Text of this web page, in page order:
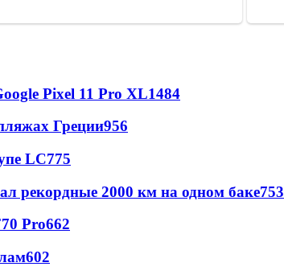
Pixel 11 Pro XL1484
Греции956
LC775
рекордные 2000 км на одном баке753
Pro662
602